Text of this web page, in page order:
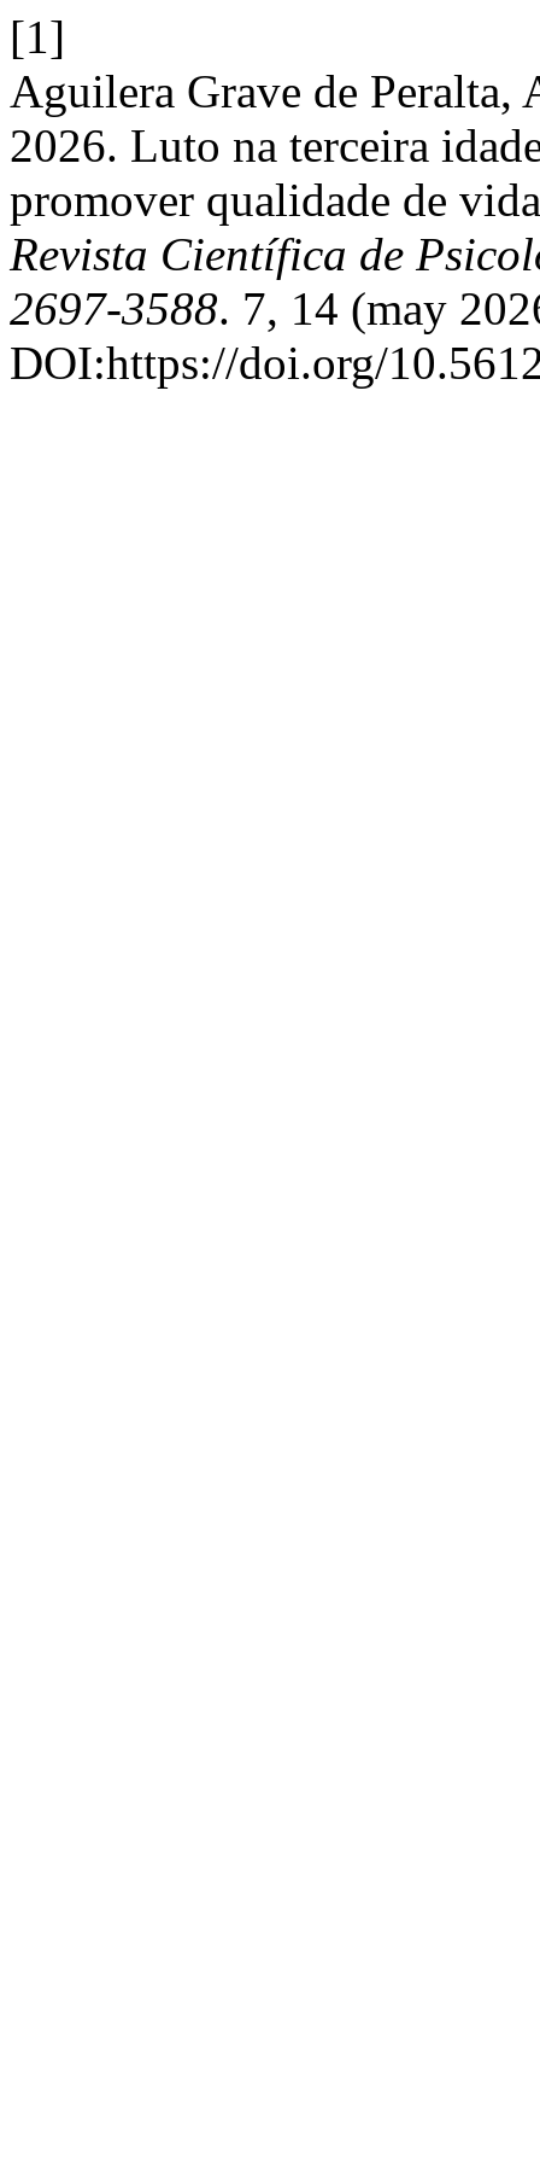
[1]
Aguilera Grave de Peralta,
2026. Luto na terceira
promover qualidade de
Revista Científica de
2697-3588. 7, 14 (may
DOI:https://doi.org/